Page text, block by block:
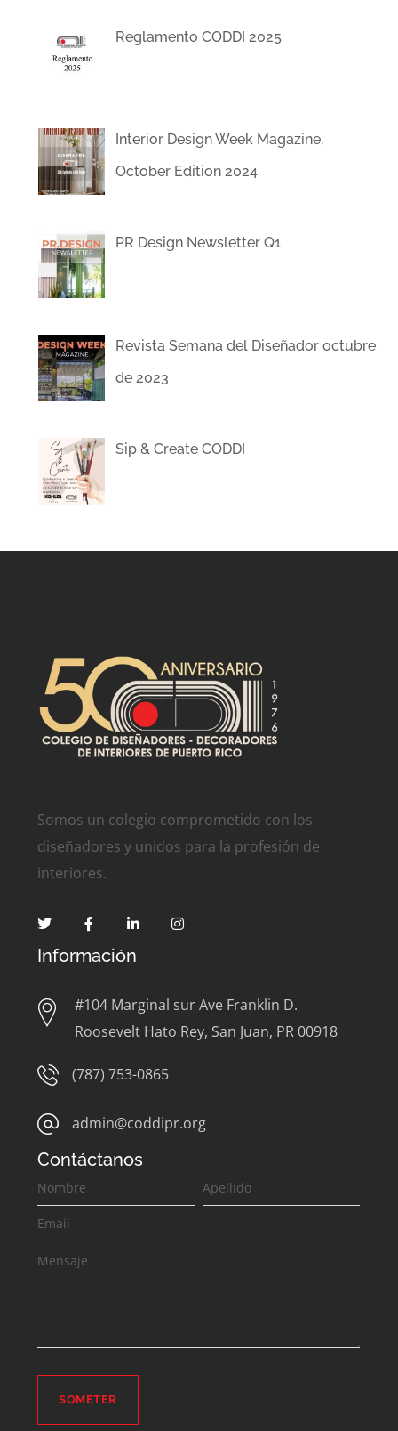
Reglamento CODDI 2025
Interior Design Week Magazine,
October Edition 2024
PR Design Newsletter Q1
Revista Semana del Diseñador octubre
de 2023
Sip & Create CODDI
Somos un colegio comprometido con los
diseñadores y unidos para la profesión de
interiores.
Información
#104 Marginal sur Ave Franklin D.
Roosevelt Hato Rey, San Juan, PR 00918
(787) 753-0865
admin@coddipr.org
Contáctanos
Contáctanos
SOMETER